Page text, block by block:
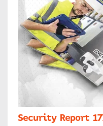
Security Report